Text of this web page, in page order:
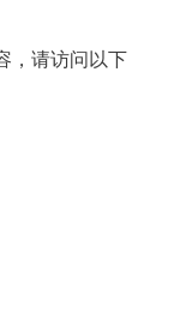
，请访问以下